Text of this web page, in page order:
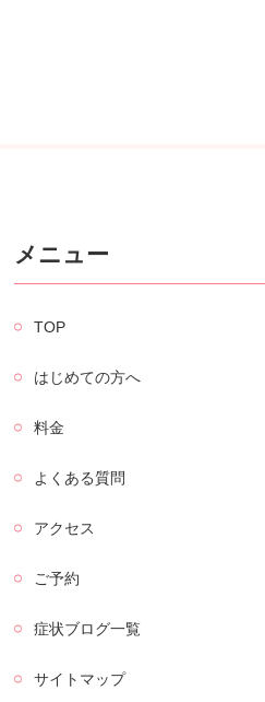
メニュー
TOP
はじめての方へ
料金
よくある質問
アクセス
ご予約
症状ブログ一覧
サイトマップ